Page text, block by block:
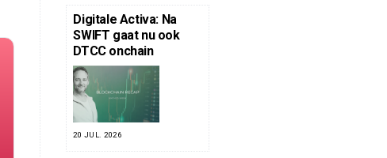
Digitale Activa: Na
SWIFT gaat nu ook
DTCC onchain
20 JUL. 2026